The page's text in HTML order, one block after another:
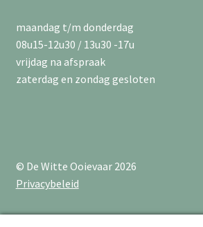
maandag t/m donderdag
08u15-12u30 / 13u30 -17u
vrijdag na afspraak
zaterdag en zondag gesloten
© De Witte Ooievaar 2026
Privacybeleid